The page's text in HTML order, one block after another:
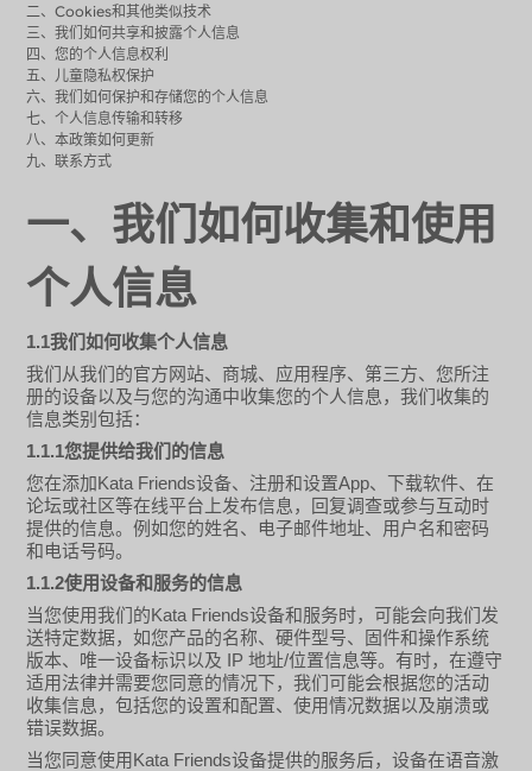
二、Cookies和其他类似技术
三、我们如何共享和披露个人信息
四、您的个人信息权利
五、儿童隐私权保护
六、我们如何保护和存储您的个人信息
七、个人信息传输和转移
八、本政策如何更新
九、联系方式
一、我们如何收集和使用
个人信息
1.1我们如何收集个人信息
我们从我们的官方网站、商城、应用程序、第三方、您所注
册的设备以及与您的沟通中收集您的个人信息，我们收集的
信息类别包括：
1.1.1您提供给我们的信息
您在添加Kata Friends设备、注册和设置App、下载软件、在
论坛或社区等在线平台上发布信息，回复调查或参与互动时
提供的信息。例如您的姓名、电子邮件地址、用户名和密码
和电话号码。
1.1.2使用设备和服务的信息
当您使用我们的Kata Friends设备和服务时，可能会向我们发
送特定数据，如您产品的名称、硬件型号、固件和操作系统
版本、唯一设备标识以及 IP地址/位置信息等。有时，在遵守
适用法律并需要您同意的情况下，我们可能会根据您的活动
收集信息，包括您的设置和配置、使用情况数据以及崩溃或
错误数据。
当您同意使用 Kata Friends设备提供的服务后，设备在语音激